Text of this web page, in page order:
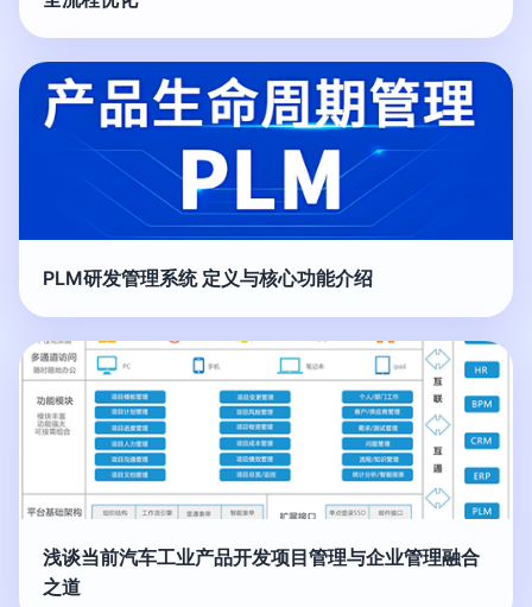
PLM研发管理系统 定义与核心功能介绍
浅谈当前汽车工业产品开发项目管理与企业管理融合
之道